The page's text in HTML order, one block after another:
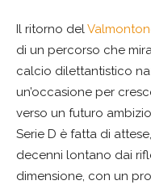
Il ritorno del
di un percorso che
calcio dilettantistico
un’occasione per
verso un futuro
Serie D è fatta di
decenni lontano dai
dimensione, con un